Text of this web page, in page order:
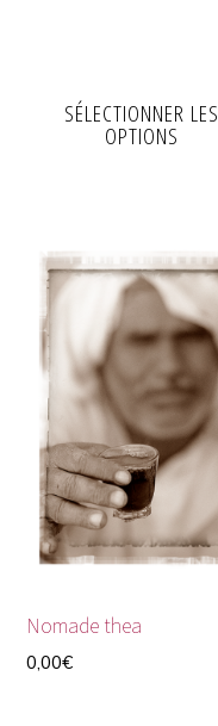
SÉLECTIONNER LES
OPTIONS
Nomade thea
0,00€